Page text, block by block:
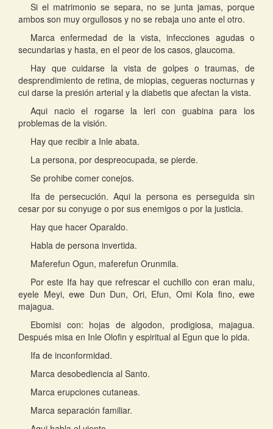
Si el matrimonio se separa, no se junta jamas, porque
ambos son muy orgullosos y no se rebaja uno ante el otro.
Marca enfermedad de la vista, infecciones agudas o
secundarias y hasta, en el peor de los casos, glaucoma.
Hay que cuidarse la vista de golpes o traumas, de
desprendimiento de retina, de miopias, cegueras nocturnas y
cui darse la presión arterial y la diabetis que afectan la vista.
Aqui nacio el rogarse la leri con guabina para los
problemas de la visión.
Hay que recibir a Inle abata.
La persona, por despreocupada, se pierde.
Se prohibe comer conejos.
Ifa de persecución. Aqui la persona es perseguida sin
cesar por su conyuge o por sus enemigos o por la justicia.
Hay que hacer Oparaldo.
Habla de persona invertida.
Maferefun Ogun, maferefun Orunmila.
Por este Ifa hay que refrescar el cuchillo con eran malu,
eyele Meyi, ewe Dun Dun, Ori, Efun, Omi Kola fino, ewe
majagua.
Ebomisi con: hojas de algodon, prodigiosa, majagua.
Después misa en Inle Olofin y espiritual al Egun que lo pida.
Ifa de inconformidad.
Marca desobediencia al Santo.
Marca erupciones cutaneas.
Marca separación familiar.